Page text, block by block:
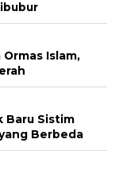
Islam,
Baru Sistim
Berbeda